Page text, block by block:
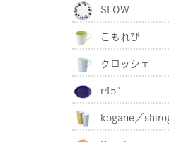
SLOW
こもれび
クロッシェ
r45°
kogane／